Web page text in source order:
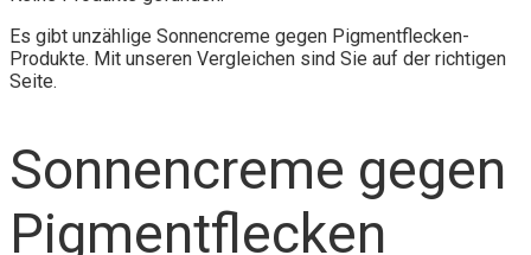
Es gibt unzählige Sonnencreme gegen Pigmentflecken-
Produkte. Mit unseren Vergleichen sind Sie auf der richtigen
Seite.
Sonnencreme gegen
Pigmentflecken